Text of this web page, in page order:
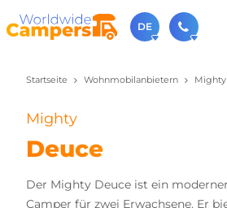
DE
+31 030-6974964
sales@worldwidecampers.com
Sie können uns auch eine E-Mail
Startseite Wohnmobilanbietern Mighty
Mighty
Deuce
Der Mighty Deuce ist ein
Camper für zwei Erwachsene. Er